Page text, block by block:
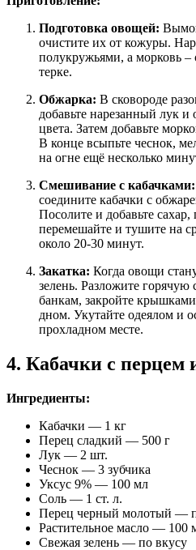
Подготовка овощей:
очистите их от кожуры.
полукружьями, а морковь –
терке.
Обжарка: В сковороде
добавьте нарезанный лук и
цвета. Затем добавьте
В конце всыпьте чеснок,
на огне ещё несколько
Смешивание с кабачками:
соедините кабачки с
Посолите и добавьте
перемешайте и тушите на
около 20-30 минут.
Закатка: Когда овощи
зелень. Разложите
банкам, закройте
дном. Укутайте одеялом и
прохладном месте.
4. Кабачки с перцем
Ингредиенты:
Кабачки — 1 кг
Перец сладкий — 500 г
Лук — 2 шт.
Чеснок — 3 зубчика
Уксус 9% — 100 мл
Соль — 1 ст. л.
Перец черный молотый —
Растительное масло — 100
Свежая зелень — по вкусу